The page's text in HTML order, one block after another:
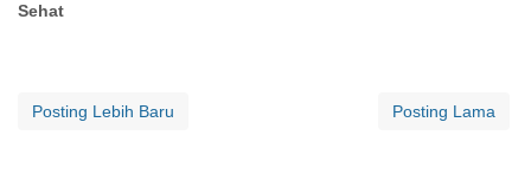
Sehat
Posting Lebih Baru Posting Lama